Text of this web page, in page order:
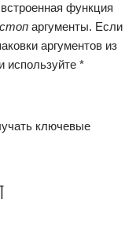
функция
стоп аргументы. Если
аргументов из
используйте *
ключевые